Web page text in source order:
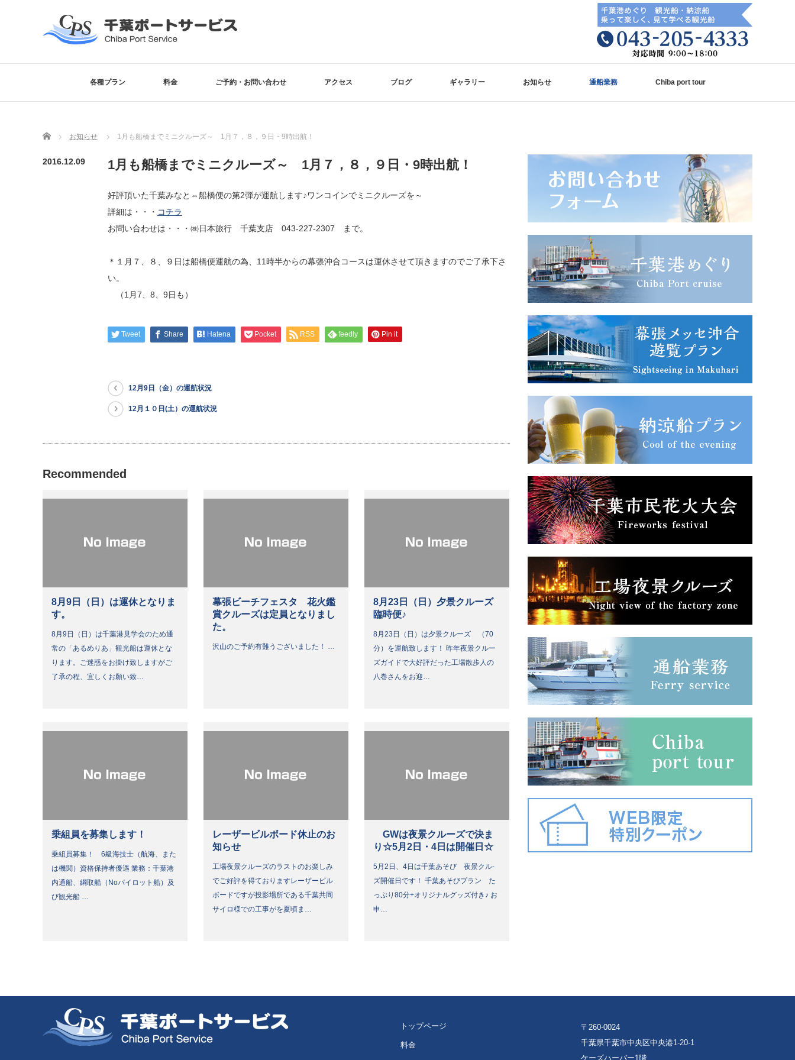
各種プラン 料金 ご予約・お問い合わせ アクセス ブログ ギャラリー お知らせ 通船業務 Chiba port tour
Home お知らせ 1月も船橋までミニクルーズ～ 1月７，８，９日・9時出航！
2016.12.09 1月も船橋までミニクルーズ～ 1月７，８，９日・9時出航！
好評頂いた千葉みなと⇔船橋便の第2弾が運航します♪ワンコインでミニクルーズを～
詳細は・・・ コチラ
お問い合わせは・・・㈱日本旅行 千葉支店 043-227-2307 まで。
＊１月７、８、９日は船橋便運航の為、11時半からの幕張沖合コースは運休させて頂きますのでご了承下さ
い。
（1月7、8、9日も）
Tweet Share Hatena Pocket RSS feedly Pin it
12月9日（金）の運航状況
12月１０日(土）の運航状況
Recommended
8月9日（日）は運休となりま
す。
8月9日（日）は千葉港見学会のため通
常の「あるめりあ」観光船は運休とな
ります。ご迷惑をお掛け致しますがご
了承の程、宜しくお願い致…
幕張ビーチフェスタ 花火鑑
賞クルーズは定員となりまし
た。
沢山のご予約有難うございました！ …
8月23日（日）夕景クルーズ
臨時便♪
8月23日（日）は夕景クルーズ （70
分）を運航致します！ 昨年夜景クルー
ズガイドで大好評だった工場散歩人の
八巻さんをお迎…
乗組員を募集します！
乗組員募集！ 6級海技士（航海、また
は機関）資格保持者優遇 業務：千葉港
内通船、綱取船（Noパイロット船）及
び観光船 …
レーザービルボード休止のお
知らせ
工場夜景クルーズのラストのお楽しみ
でご好評を得ておりますレーザービル
ボードですが投影場所である千葉共同
サイロ様での工事がを夏頃ま…
GWは夜景クルーズで決ま
り☆5月2日・4日は開催日☆
5月2日、4日は千葉あそび 夜景クル-
ズ開催日です！ 千葉あそびプラン た
っぷり80分+オリジナルグッズ付き♪ お
申…
トップページ
料金
〒260-0024
千葉県千葉市中央区中央港1-20-1
ケーズハーバー1階